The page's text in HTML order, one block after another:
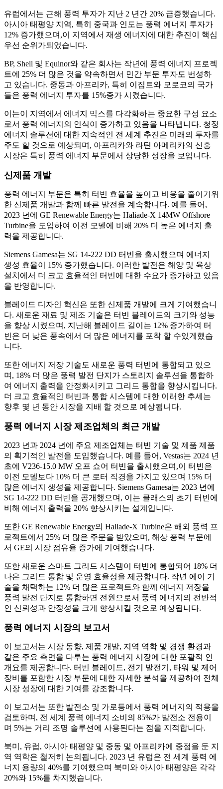
유럽에서는 근해 풍력 투자가 지난 2 년간 20% 급증했습니다.
아시아 태평양 지역, 특히 중국과 인도는 풍력 에너지 투자가
12% 증가했으며,이 지역에서 재생 에너지에 대한 추진이 핵심
우선 순위가되었습니다.
BP, Shell 및 Equinor와 같은 회사는 작년에 풍력 에너지 프로젝
트에 25% 더 많은 것을 약속하면서 민간 부문 투자도 번성하
고 있습니다. 중동과 아프리카, 특히 이집트와 모로코의 국가
들은 풍력 에너지 투자를 15%증가 시켰습니다.
이는이 지역에서 에너지 믹스를 다각화하는 중요한 구성 요소
로서 풍력 에너지의 인식이 증가하고 있음을 나타냅니다. 청정
에너지 솔루션에 대한 지속적인 전 세계 추진은 미래의 투자를
주도 할 것으로 예상되며, 아프리카와 라틴 아메리카의 신흥
시장은 특히 풍력 에너지 부문에서 상당한 성장을 보입니다.
신제품 개발
풍력 에너지 부문은 특히 터빈 효율을 높이고 비용을 줄이기위
한 신제품 개발과 함께 빠른 발전을 계속합니다. 예를 들어,
2023 년에 GE Renewable Energy는 Haliade-X 14MW Offshore
Turbine을 도입하여 이전 모델에 비해 20% 더 높은 에너지 출
력을 제공합니다.
Siemens Gamesa는 SG 14-222 DD 터빈을 출시했으며 에너지
생성 효율이 15% 증가했습니다. 이러한 발전은 해양 및 육상
설치에서 더 크고 효율적인 터빈에 대한 수요가 증가하고 있음
을 반영합니다.
블레이드 디자인 혁신은 또한 신제품 개발에 크게 기여했습니
다. 새로운 재료 및 제조 기술은 터빈 블레이드의 크기와 성능
을 향상 시켰으며, 지난해 블레이드 길이는 12% 증가하여 터
빈은 더 낮은 풍속에서 더 많은 에너지를 포착 할 수있게했습
니다.
또한 에너지 저장 기술도 새로운 풍력 터빈에 통합되고 있으
며, 18% 더 많은 풍력 발전 단지가 스토리지 솔루션을 통합하
여 에너지 출력을 안정화시키고 그리드 통합을 향상시킵니다.
더 크고 효율적인 터빈과 통합 시스템에 대한 이러한 추세는
향후 몇 년 동안 시장을 지배 할 것으로 예상됩니다.
풍력 에너지 시장 제조업체의 최근 개발
2023 년과 2024 년에 주요 제조업체는 터빈 기술 및 제품 제품
의 획기적인 발전을 도입했습니다. 예를 들어, Vestas는 2024 년
초에 V236-15.0 MW 오프 쇼어 터빈을 출시했으며,이 터빈은
이전 모델보다 10% 더 큰 로터 직경을 가지고 있으며 15% 더
많은 에너지 생성을 제공합니다. Siemens Gamesa는 2023 년에
SG 14-222 DD 터빈을 공개했으며, 이는 클래스의 초기 터빈에
비해 에너지 출력을 20% 향상시키는 설계입니다.
또한 GE Renewable Energy의 Haliade-X Turbine은 해외 풍력 프
로젝트에서 25% 더 많은 주문을 받았으며, 해상 풍력 부문에
서 GE의 시장 점유율 증가에 기여했습니다.
또한 새로운 스마트 그리드 시스템이 터빈에 통합되어 18% 더
나은 그리드 통합 및 운영 효율성을 제공합니다. 작년 에이 기
술을 채택하는 12% 더 많은 프로젝트와 함께 에너지 저장을
풍력 발전 단지로 통합하면 전원으로서 풍력 에너지의 전반적
인 신뢰성과 안정성을 크게 향상시킬 것으로 예상됩니다.
풍력 에너지 시장의 보고서
이 보고서는 시장 동향, 제품 개발, 지역 역학 및 경쟁 환경과
같은 주요 측면을 다루는 풍력 에너지 시장에 대한 포괄적 인
개요를 제공합니다. 터빈 블레이드, 전기 발전기, 타워 및 제어
장비를 포함한 시장 부문에 대한 자세한 분석을 제공하여 전체
시장 성장에 대한 기여를 강조합니다.
이 보고서는 또한 발전소 및 가로등에서 풍력 에너지의 적용을
검토하며, 전 세계 풍력 에너지 소비의 85%가 발전소 전용이
며 5%는 거리 조명 솔루션에 사용된다는 점을 지적합니다.
북미, 유럽, 아시아 태평양 및 중동 및 아프리카에 중점을 둔 지
역 역학은 철저히 논의됩니다. 2023 년 유럽은 전 세계 풍력 에
너지 용량의 40%를 기여했으며 북미와 아시아 태평양은 각각
20%와 15%를 차지했습니다.